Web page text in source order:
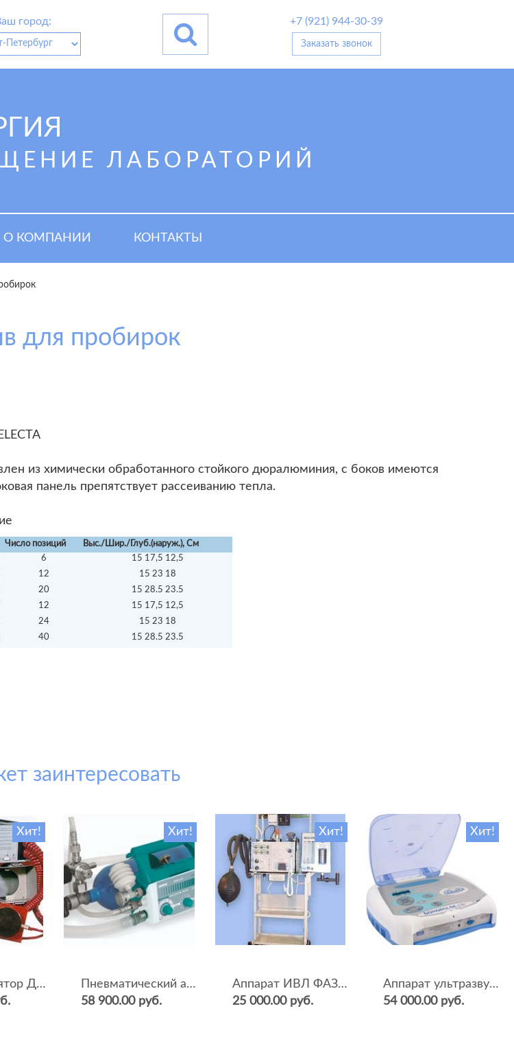
город: +7 (921) 944-30-39
Заказать звонок
ЛАБОРАТОРИЙ
О КОМПАНИИ КОНТАКТЫ
для пробирок
из химически обработанного стойкого дюралюминия, с боков имеются
панель препятствует рассеиванию тепла.
Число позиций
Выс./Шир./Глуб.(наруж.), См
6
15 17,5 12,5
12
15 23 18
20
15 28.5 23.5
12
15 17,5 12,5
24
15 23 18
40 15 28.5 23.5
заинтересовать
Хит!
Дефибриллятор ДКИ-Н-04
Хит!
Пневматический аппарат ИВЛ и оксигенотерапии портативный АИВЛп-2/20-«ТМТ»
58 900.00 руб.
Хит!
Аппарат ИВЛ ФАЗА-5НР
25 000.00 руб.
Хит!
Аппарат ультразвуковой терапии Sonopulse (мультичастотный 1 и 3 Мгц)
54 000.00 руб.